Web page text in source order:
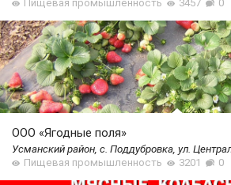
Пищевая промышленность
3457 0
ООО «Ягодные поля»
Усманский район, с. Поддубровка, ул.
Пищевая промышленность
3201 0